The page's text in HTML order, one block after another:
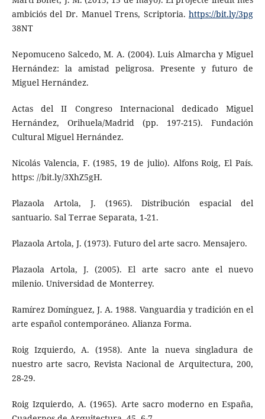
ambiciós del Dr. Manuel Trens, Scriptoria.https://bit.ly/3pg
38NT
Nepomuceno Salcedo, M. A. (2004). Luis Almarcha y Miguel
Her­nández: la amistad peligrosa. Presente y futuro de
Miguel Hernández.
Actas del II Congreso Internacional dedicado Miguel
Hernández, Orihuela/Madrid (pp. 197-215). Fundación
Cultural Miguel Hernández.
Nicolás Valencia, F. (1985, 19 de julio). Alfons Roig, El País.
https: //bit.ly/3XhZ5gH.
Plazaola Artola, J. (1965). Distribución espacial del
santuario. Sal Terrae Separata, 1-21.
Plazaola Artola, J. (1973). Futuro del arte sacro. Mensajero.
Plazaola Artola, J. (2005). El arte sacro ante el nuevo
milenio. Universidad de Monterrey.
Ramírez Domínguez, J. A. 1988. Vanguardia y tradición en el
arte español contemporáneo. Alianza Forma.
Roig Izquierdo, A. (1958). Ante la nueva singladura de
nuestro arte sacro, Revista Nacional de Arquitectura, 200,
28-29.
Roig Izquierdo, A. (1965). Arte sacro moderno en España,